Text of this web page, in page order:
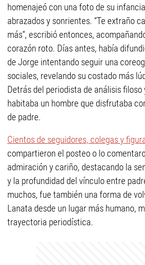
homenajeó con una foto de su
abrazados y sonrientes. “Te extraño
más”, escribió entonces,
corazón roto. Días antes, había
de Jorge intentando seguir una
sociales, revelando su costado más
Detrás del periodista de análisis
habitaba un hombre que disfrutaba
de padre.
Cientos de seguidores, colegas y
compartieron el posteo o lo
admiración y cariño, destacando la
y la profundidad del vínculo entre
muchos, fue también una forma de
Lanata desde un lugar más humano,
trayectoria periodística.